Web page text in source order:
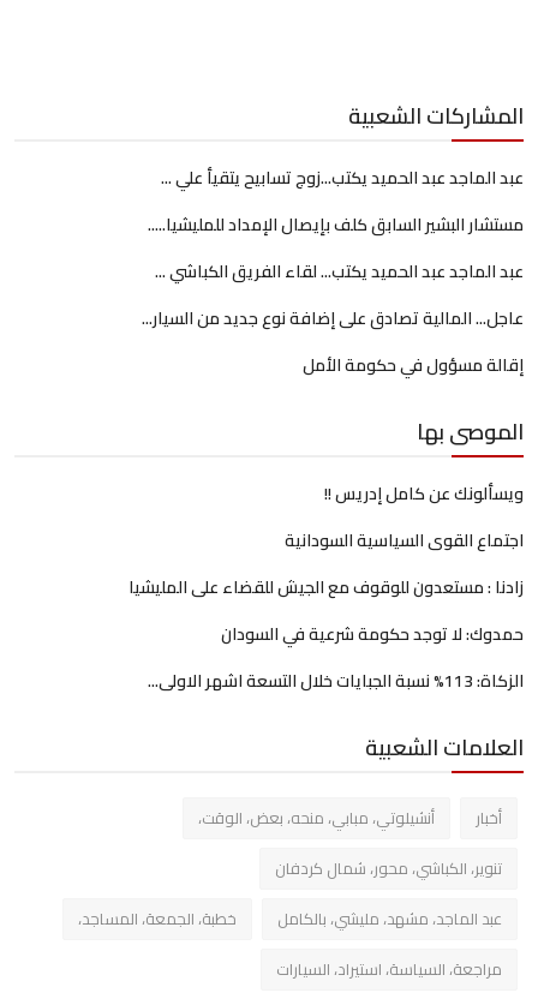
المشاركات الشعبية
عبد الماجد عبد الحميد يكتب...زوج تسابيح يتقيأ علي ...
مستشار البشير السابق كلف بإيصال الإمداد للمليشيا.....
عبد الماجد عبد الحميد يكتب... لقاء الفريق الكباشي ...
عاجل... المالية تصادق على إضافة نوع جديد من السيار...
إقالة مسؤول في حكومة الأمل
الموصى بها
ويسألونك عن كامل إدريس !!
اجتماع القوى السياسية السودانية
زادنا : مستعدون للوقوف مع الجيش للقضاء على المليشيا
حمدوك: لا توجد حكومة شرعية في السودان
الزكاة: 113% نسبة الجبايات خلال التسعة اشهر الاولى...
العلامات الشعبية
أخبار
أنشيلوتي، مبابي، منحه، بعض، الوقت،
تنوير، الكباشي، محور، شمال كردفان
عبد الماجد، مشهد، مليشي، بالكامل
خطبة، الجمعة، المساجد،
مراجعة، السياسة، استيراد، السيارات